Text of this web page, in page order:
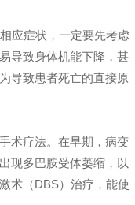
应症状，一定要先考虑
导致身体机能下降，甚
导致患者死亡的直接原
术疗法。在早期，病变
现多巴胺受体萎缩，以
术（DBS）治疗，能使